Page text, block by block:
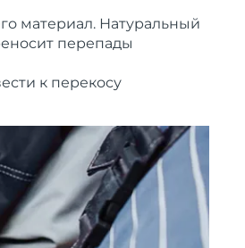
материал. Натуральный
перепады
к перекосу